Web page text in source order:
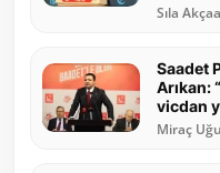
Sıla
Saadet
Arıkan:
vicdan
Miraç